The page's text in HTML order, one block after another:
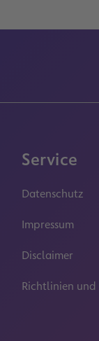
Service
Datenschutz
Impressum
Disclaimer
Richtlinien